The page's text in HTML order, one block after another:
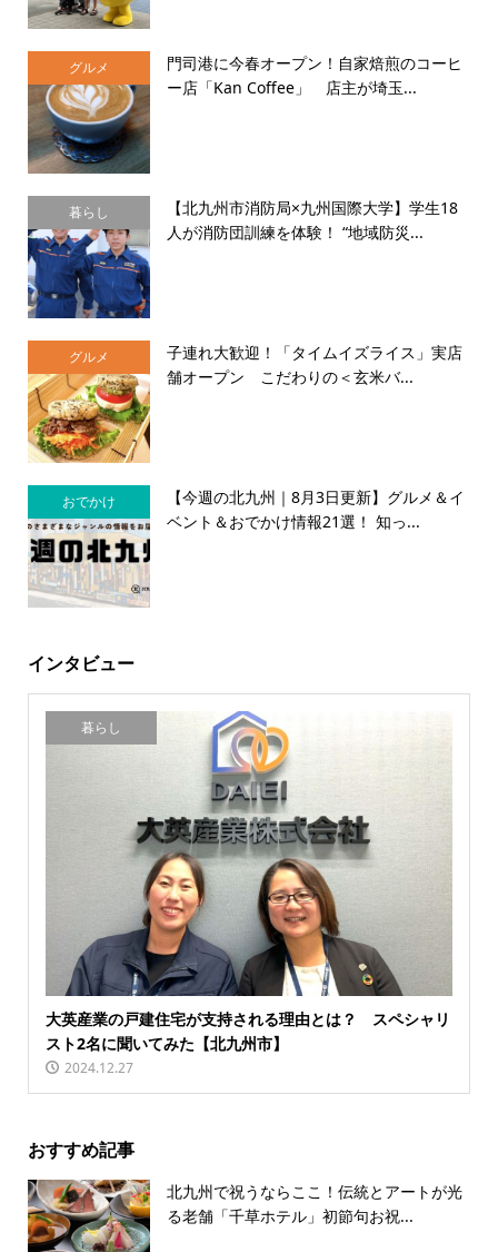
グルメ
門司港に今春オープン！自家焙煎のコーヒ
ー店「Kan Coffee」 店主が埼玉...
暮らし
【北九州市消防局×九州国際大学】学生18
人が消防団訓練を体験！ “地域防災...
グルメ
子連れ大歓迎！「タイムイズライス」実店
舗オープン こだわりの＜玄米バ...
おでかけ
【今週の北九州｜8月3日更新】グルメ＆イ
ベント＆おでかけ情報21選！ 知っ...
インタビュー
暮らし
大英産業の戸建住宅が支持される理由とは？ スペシャリ
スト2名に聞いてみた【北九州市】
2024.12.27
おすすめ記事
北九州で祝うならここ！伝統とアートが光
る老舗「千草ホテル」初節句お祝...